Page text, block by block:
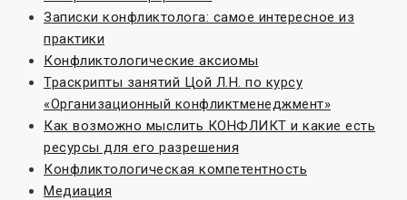
Записки конфликтолога: самое интересное из
практики
Конфликтологические аксиомы
Траскрипты занятий Цой Л.Н. по курсу
«Организационный конфликтменеджмент»
Как возможно мыслить КОНФЛИКТ и какие есть
ресурсы для его разрешения
Конфликтологическая компетентность
Медиация